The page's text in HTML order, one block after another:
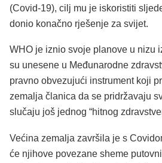
(Covid-19), cilj mu je iskoristiti
donio konačno rješenje za svijet.
WHO je iznio svoje planove u nizu
su unesene u Međunarodne
pravno obvezujući instrument koji
zemalja članica da se pridržavaju
slučaju još jednog “hitnog
Većina zemalja završila je s
će njihove povezane sheme